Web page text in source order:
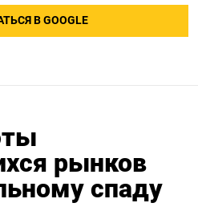
В GOOGLE
рынков
спаду